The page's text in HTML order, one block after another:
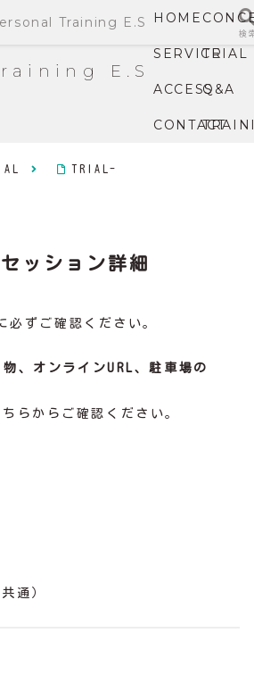
E.S
HOME
SERVICETRIAL
ACCESSQ&A
CONTACT
TRIAL-
ッション詳細
必ずご確認ください。
、オンラインURL、駐車場の
らからご確認ください。
通）
Training E.S
検